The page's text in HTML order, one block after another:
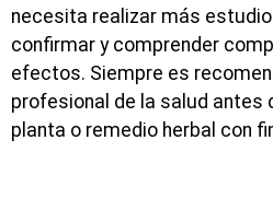
necesita realizar más
confirmar y comprender
efectos. Siempre es
profesional de la salud antes
planta o remedio herbal con